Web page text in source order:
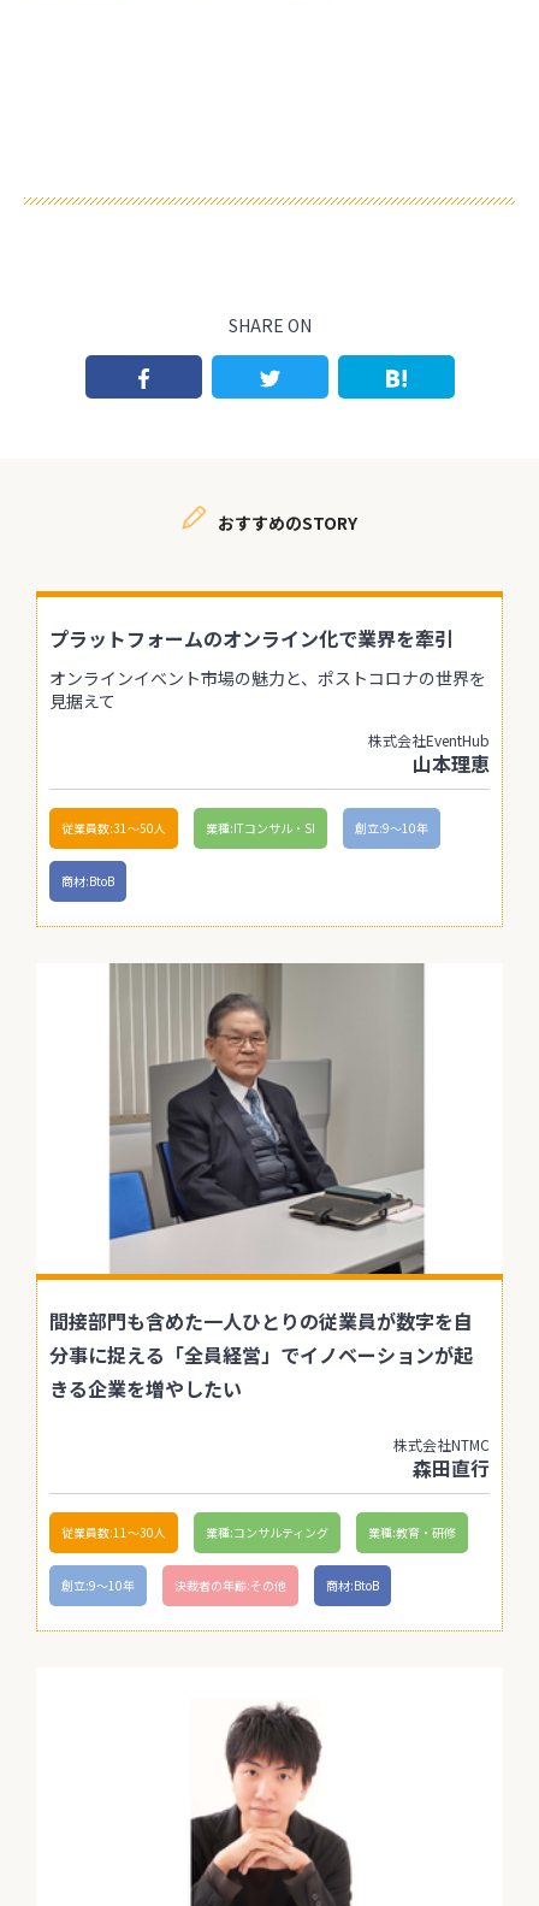
SHARE ON
おすすめのSTORY
プラットフォームのオンライン化で業界を牽引
オンラインイベント市場の魅力と、ポストコロナの世界を
見据えて
株式会社EventHub
山本理恵
従業員数:31〜50人 業種:ITコンサル・SI 創立:9〜10年
商材:BtoB
間接部門も含めた一人ひとりの従業員が数字を自
分事に捉える「全員経営」でイノベーションが起
きる企業を増やしたい
株式会社NTMC
森田直行
従業員数:11〜30人 業種:コンサルティング 業種:教育・研修
創立:9〜10年 決裁者の年齢:その他 商材:BtoB